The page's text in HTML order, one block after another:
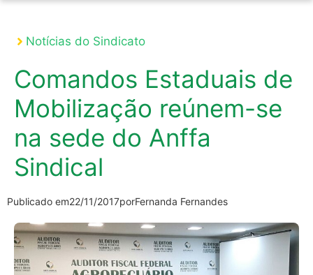
Notícias do Sindicato
Comandos Estaduais de
Mobilização reúnem-se
na sede do Anffa
Sindical
Publicado em22/11/2017porFernanda Fernandes